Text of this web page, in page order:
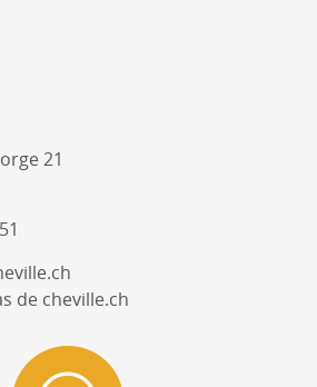
21
de cheville.ch